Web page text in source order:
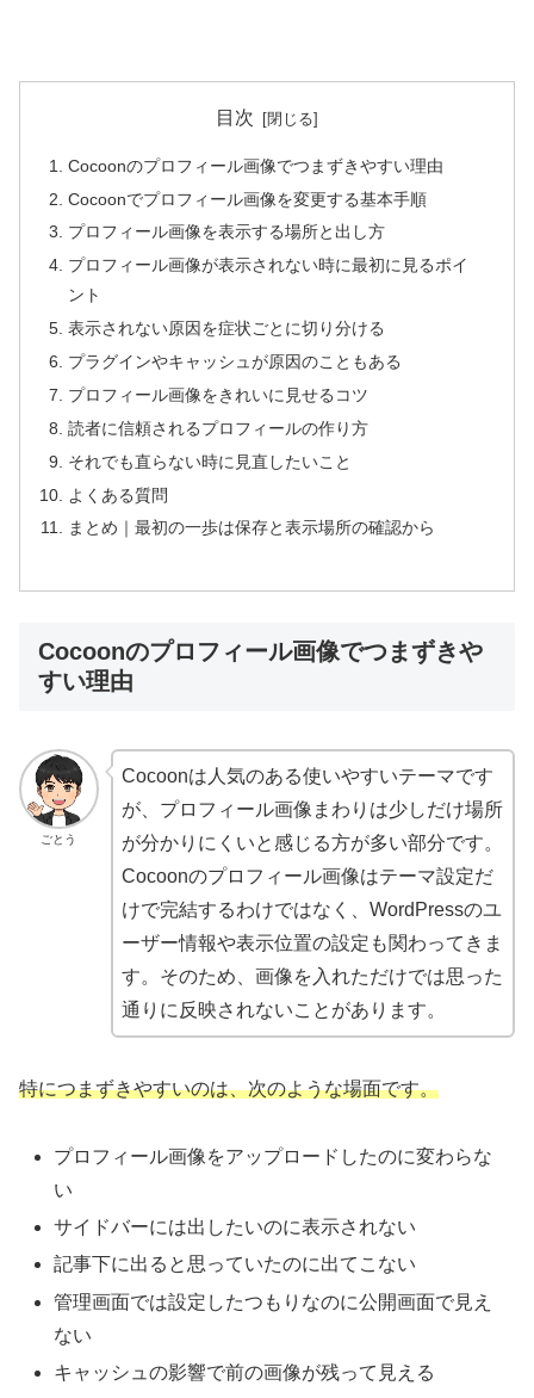
目次
Cocoonのプロフィール画像でつまずきやすい理由
Cocoonでプロフィール画像を変更する基本手順
プロフィール画像を表示する場所と出し方
プロフィール画像が表示されない時に最初に見るポイ
ント
表示されない原因を症状ごとに切り分ける
プラグインやキャッシュが原因のこともある
プロフィール画像をきれいに見せるコツ
読者に信頼されるプロフィールの作り方
それでも直らない時に見直したいこと
よくある質問
まとめ｜最初の一歩は保存と表示場所の確認から
Cocoonのプロフィール画像でつまずきや
すい理由
ごとう
Cocoonは人気のある使いやすいテーマです
が、プロフィール画像まわりは少しだけ場所
が分かりにくいと感じる方が多い部分です。
Cocoonのプロフィール画像はテーマ設定だ
けで完結するわけではなく、WordPressのユ
ーザー情報や表示位置の設定も関わってきま
す。そのため、画像を入れただけでは思った
通りに反映されないことがあります。
特につまずきやすいのは、次のような場面です。
プロフィール画像をアップロードしたのに変わらな
い
サイドバーには出したいのに表示されない
記事下に出ると思っていたのに出てこない
管理画面では設定したつもりなのに公開画面で見え
ない
キャッシュの影響で前の画像が残って見える